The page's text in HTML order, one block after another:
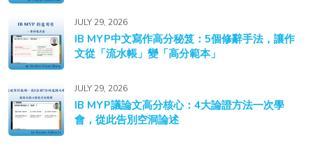
JULY 29, 2026
IB MYP中文寫作高分秘笈：5個修辭手法，讓作
文從「流水帳」變「高分範本」
JULY 29, 2026
IB MYP議論文高分核心：4大論證方法一次學
會，從此告別空洞論述